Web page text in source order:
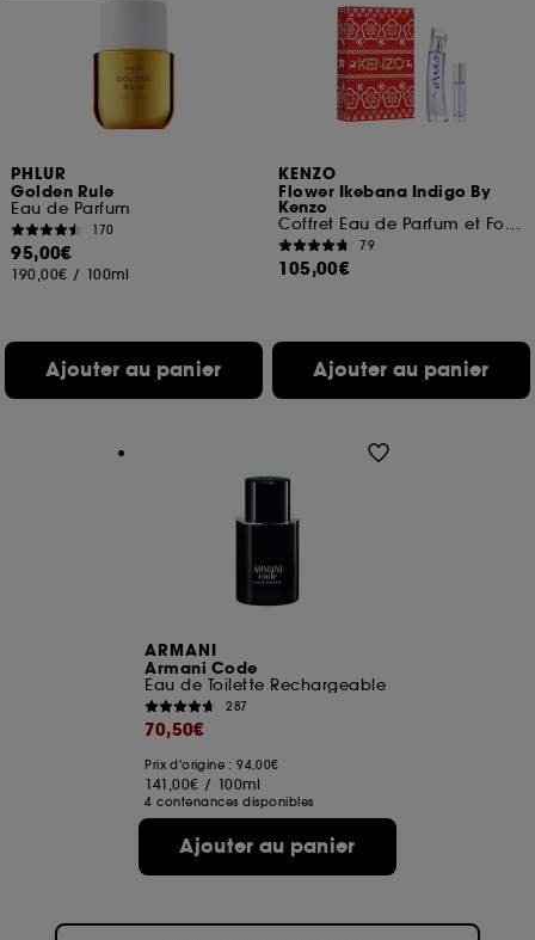
PHLUR
Golden Rule
Eau de Parfum
170
95,00€
190,00€ / 100ml
Ajouter au panier
KENZO
Flower Ikebana Indigo By
Kenzo
Coffret Eau de Parfum et Format Voyage
79
105,00€
Ajouter au panier
ARMANI
Armani Code
Eau de Toilette Rechargeable
287
70,50€
Prix d'origine : 94,00€
141,00€ / 100ml
4 contenances disponibles
Ajouter au panier